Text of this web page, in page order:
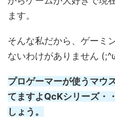
ます。
そんな私だから、ゲーミ
ないわけがありません
プロゲーマーが使うマウ
てますよQcKシリーズ・
しょう。